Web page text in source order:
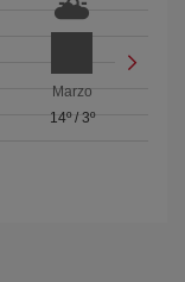
Marzo
14º/ 3º